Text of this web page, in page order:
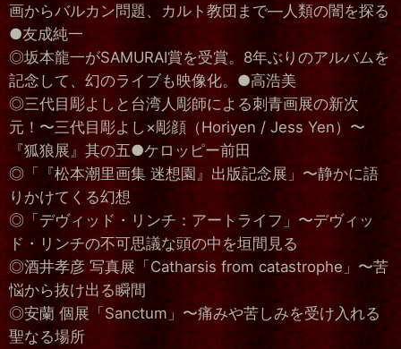
画からバルカン問題、カルト教団まで―人類の闇を探る
●友成純一
◎坂本龍一がSAMURAI賞を受賞。8年ぶりのアルバムを
記念して、幻のライブも映像化。●高浩美
◎三代目彫よしと台湾人彫師による刺青画展の新次
元！〜三代目彫よし×彫顔（Horiyen / Jess Yen）〜
『狐狼展』其の五●ケロッピー前田
◎「『松本潮里画集 迷想園』出版記念展」〜静かに語
りかけてくる幻想
◎「デヴィッド・リンチ：アートライフ」〜デヴィッ
ド・リンチの不可思議な頭の中を垣間見る
◎酒井孝彦 写真展「Catharsis from catastrophe」〜苦
悩から抜け出る瞬間
◎安蘭 個展「Sanctum」〜痛みや苦しみを受け入れる
聖なる場所